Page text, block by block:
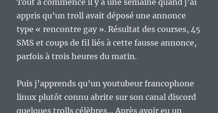
Tout a commencé il y a une semaine quand j’ai
appris qu’un troll avait déposé une annonce
type « rencontre gay ». Résultat des courses, 45
SMS et coups de fil liés à cette fausse annonce,
parfois à trois heures du matin.
Puis j’apprends qu’un youtubeur francophone
linux plutôt connu abrite sur son canal discord
quelques trolls célèbres… Après avoir eu un